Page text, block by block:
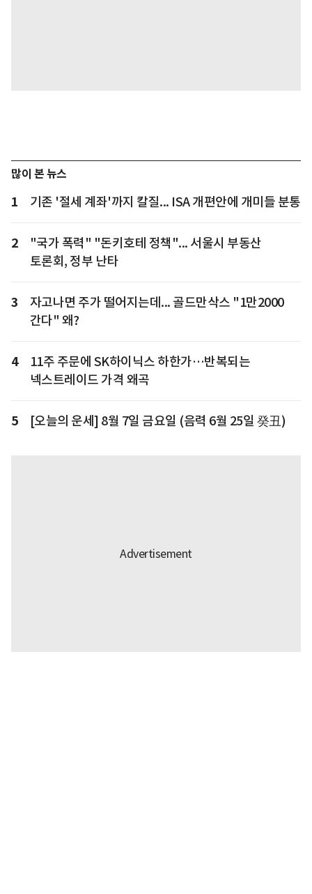
많이 본 뉴스
1 기존 '절세 계좌'까지 칼질... ISA 개편안에 개미들 분통
2
"국가 폭력" "돈키호테 정책"... 서울시 부동산
토론회, 정부 난타
3
자고나면 주가 떨어지는데... 골드만삭스 "1만2000
간다" 왜?
4
11주 주문에 SK하이닉스 하한가…반복되는
넥스트레이드 가격 왜곡
5 [오늘의 운세] 8월 7일 금요일 (음력 6월 25일 癸丑)